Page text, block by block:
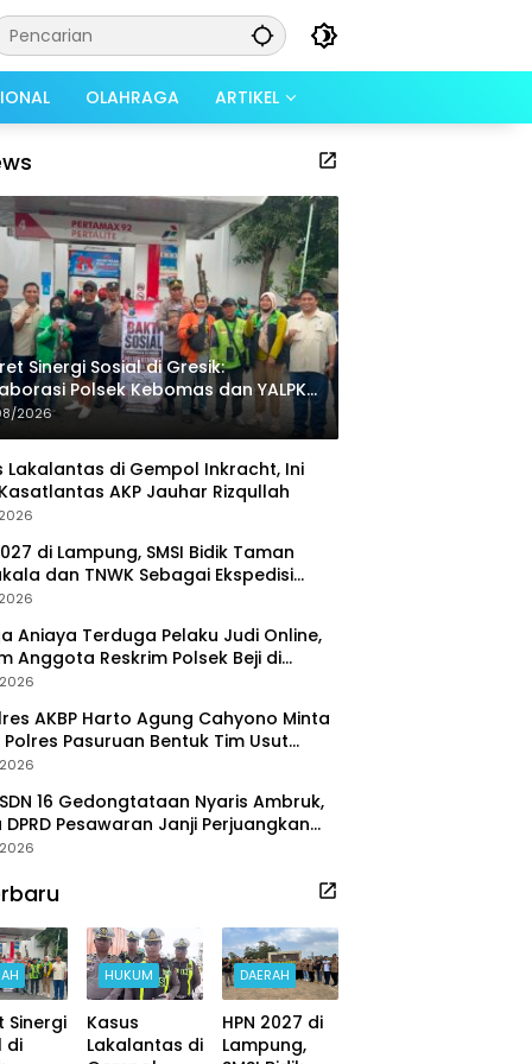
OLAHRAGA ARTIKEL
Sinergi Sosial di Gresik:
Polsek Kebomas dan YALPK
Beban Ratusan Ojol dan
2026
Lakalantas di Gempol Inkracht, Ini
AKP Jauhar Rizqullah
di Lampung, SMSI Bidik Taman
dan TNWK Sebagai Ekspedisi
Aniaya Terduga Pelaku Judi Online,
Anggota Reskrim Polsek Beji di
AKBP Harto Agung Cahyono Minta
Pasuruan Bentuk Tim Usut
Terduga Pelaku Judi Online
16 Gedongtataan Nyaris Ambruk,
DPRD Pesawaran Janji Perjuangkan
Perbaikan
Sinergi
di
HUKUM
Kasus
Lakalantas di
DAERAH
HPN 2027 di
Lampung,